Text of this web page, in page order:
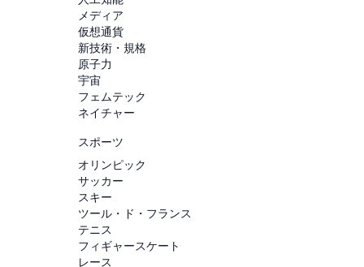
メディア
仮想通貨
新技術・規格
原子力
宇宙
フェムテック
ネイチャー
スポーツ
オリンピック
サッカー
スキー
ツール・ド・フランス
テニス
フィギャースケート
レース